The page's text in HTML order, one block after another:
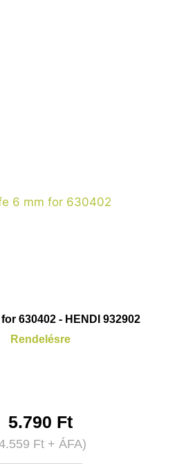
630402 - HENDI 932902
Rendelésre
5.790 Ft
Ft+ ÁFA)